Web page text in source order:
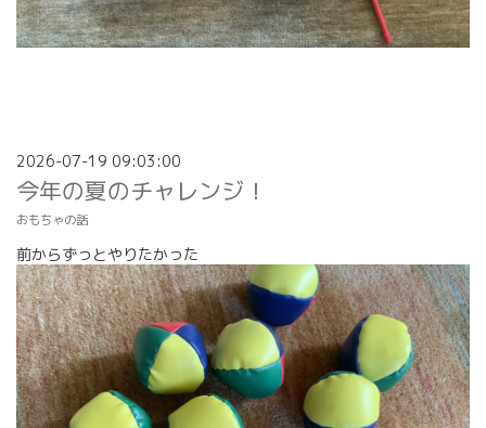
2026-07-19 09:03:00
今年の夏のチャレンジ！
おもちゃの話
前からずっとやりたかった